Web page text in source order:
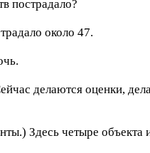
пострадало?
около 47.
делаются оценки,
Здесь четыре объекта